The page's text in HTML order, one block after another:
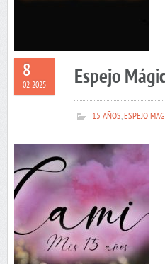
8
02 2025 Espejo
15 AÑOS,ESPEJO